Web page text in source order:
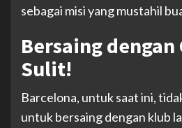
sebagai misi yang mustahil
Bersaing dengan
Sulit!
Barcelona, untuk saat ini,
untuk bersaing dengan klub